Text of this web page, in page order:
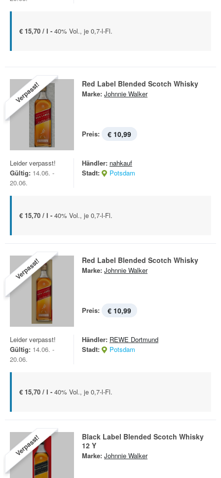
€ 15,70 / l - 40% Vol., je 0,7-l-Fl.
Verpasst! Red Label Blended Scotch Whisky
Marke: Johnnie Walker
Preis: € 10,99
Leider verpasst!
Gültig: 14.06. -
20.06.
Händler: nahkauf
Stadt:
Potsdam
€ 15,70 / l - 40% Vol., je 0,7-l-Fl.
Verpasst! Red Label Blended Scotch Whisky
Marke: Johnnie Walker
Preis: € 10,99
Leider verpasst!
Gültig: 14.06. -
20.06.
Händler: REWE Dortmund
Stadt:
Potsdam
€ 15,70 / l - 40% Vol., je 0,7-l-Fl.
Verpasst!
Black Label Blended Scotch Whisky
12 Y
Marke: Johnnie Walker